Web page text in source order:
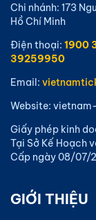
Chi nhánh: 173
Hồ Chí Minh
Điện thoại: 1900
39259950
Email:
Website:
Giấy phép kinh
Tại Sở Kế Hoạch
Cấp ngày 08/07/
GIỚI THIỆU